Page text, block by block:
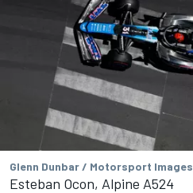
Glenn Dunbar / Motorsport Images
Esteban Ocon, Alpine A524